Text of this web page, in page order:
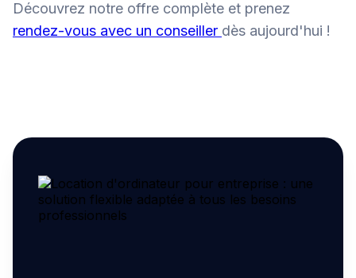
Découvrez notre offre complète et prenez
rendez-vous avec un conseiller dès aujourd'hui !